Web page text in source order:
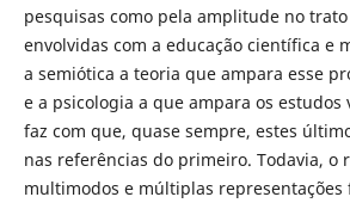
pesquisas como pela amplitude no
envolvidas com a educação científica e
a semiótica a teoria que ampara esse
e a psicologia a que ampara os estudos
faz com que, quase sempre, estes
nas referências do primeiro. Todavia, o
multimodos e múltiplas representações